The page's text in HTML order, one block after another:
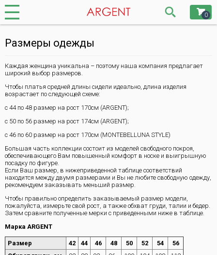
0
Размеры одежды
Каждая женщина уникальна – поэтому наша компания предлагает
широкий выбор размеров.
Чтобы платья средней длины сидели идеально, длина изделия
возрастает по следующей схеме:
с 44 по 48 размер на рост 170см (ARGENT);
с 50 по 56 размер на рост 174см (ARGENT);
с 46 по 60 размер на рост 170см (MONTEBELLUNA STYLE)
Большая часть коллекции состоит из моделей свободного покроя,
обеспечивающего Вам повышенный комфорт в носке и выигрышную
посадку по фигуре.
Если Ваш размер, в нижеприведенной таблице соответствий
находится между двумя размерами и Вы не любите свободную одежду,
рекомендуем заказывать меньший размер.
Чтобы правильно определить заказываемый размер модели,
пожалуйста, измерьте свой рост, а также обхват груди, талии и бедер.
Затем сравните полученные мерки с приведенными ниже в таблице.
Марка ARGENT
Размер 42 44 46 48 50 52 54
56